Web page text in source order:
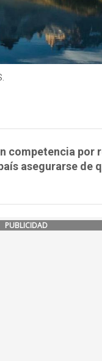
competencia por
asegurarse de
PUBLICIDAD